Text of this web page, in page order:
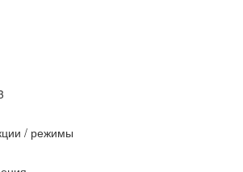
/ режимы